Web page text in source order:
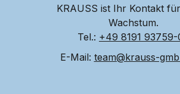
KRAUSS ist Ihr Kontakt
Wachstum.
Tel.: +49 8191 93759-
E-Mail: team@krauss-